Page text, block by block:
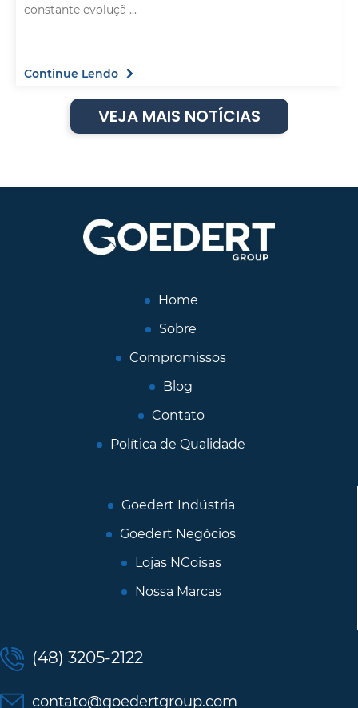
constante evoluçã ...
Continue Lendo
VEJA MAIS NOTÍCIAS
Home
Sobre
Compromissos
Blog
Contato
Política de Qualidade
Goedert Indústria
Goedert Negócios
Lojas NCoisas
Nossa Marcas
(48) 3205-2122
contato@goedertgroup.com